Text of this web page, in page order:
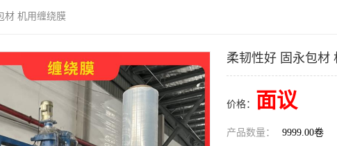
材 机用缠绕膜
柔韧性好 固永包材
价格： 面议
产品数量： 9999.00卷